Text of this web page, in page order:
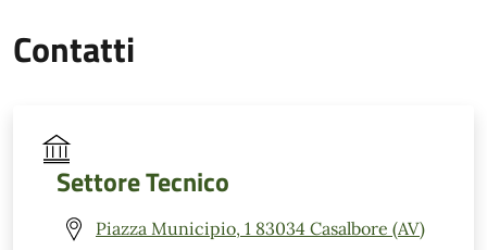
Contatti
Settore Tecnico
Piazza Municipio, 1 83034 Casalbore (AV)